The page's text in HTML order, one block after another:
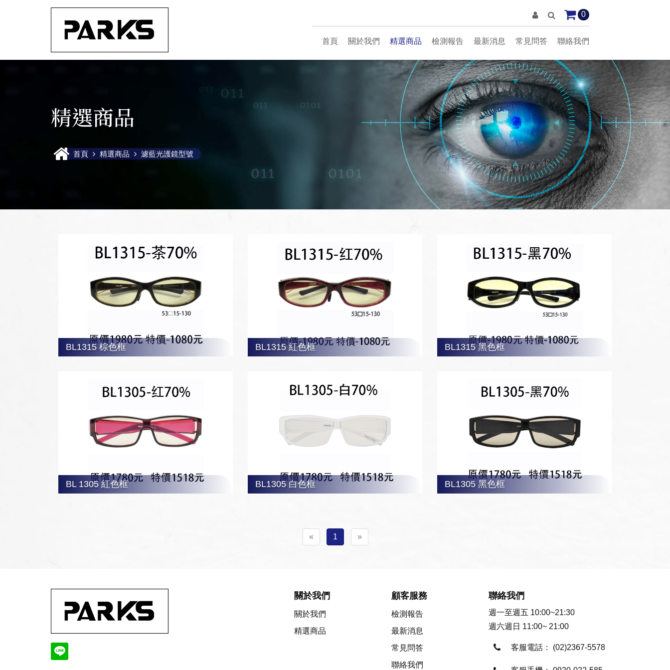
0
首頁 關於我們 精選商品 檢測報告 最新消息 常見問答 聯絡我們
精選商品
首頁 精選商品 濾藍光護鏡型號
BL1315 棕色框
BL1315 棕色框
BL1315 紅色框
BL1315 紅色框
BL1315 黑色框
BL1315 黑色框
BL 1305 紅色框 BL1305 白色框 BL1305 黑色框
« 1 »
關於我們
關於我們
精選商品
顧客服務
檢測報告
最新消息
常見問答
聯絡我們
聯絡我們
週一至週五 10:00~21:30
週六週日 11:00~ 21:00
客服電話： (02)2367-5578